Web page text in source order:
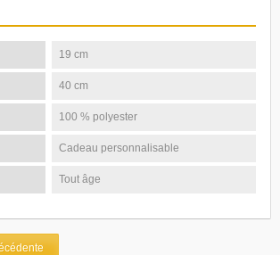
19 cm
40 cm
100 % polyester
Cadeau personnalisable
Tout âge